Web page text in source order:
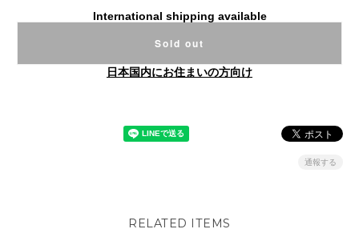
International shipping available
Sold out
日本国内にお住まいの方向け
通報する
RELATED ITEMS